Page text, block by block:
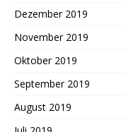
Dezember 2019
November 2019
Oktober 2019
September 2019
August 2019